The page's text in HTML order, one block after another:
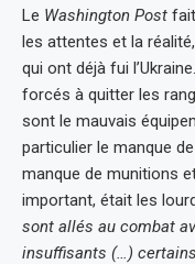
Le Washington Post
les attentes et la
qui ont déjà fui
forcés à quitter les
sont le mauvais
particulier le manque
manque de munitions
important, était les
sont allés au combat
insuffisants (…)